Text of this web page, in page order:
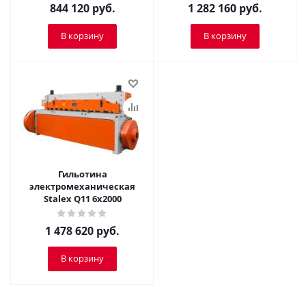
844 120руб.
В корзину
1 282 160 руб.
В корзину
Гильотина
электромеханическая
Stalex Q11 6x2000
1 478 620 руб.
В корзину